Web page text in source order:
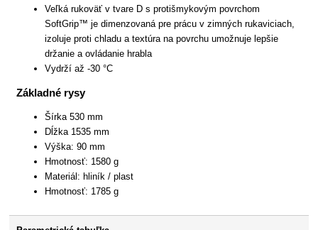
Veľká rukoväť v tvare D s protišmykovým povrchom
SoftGrip™ je dimenzovaná pre prácu v zimných rukaviciach,
izoluje proti chladu a textúra na povrchu umožnuje lepšie
držanie a ovládanie hrabla
Vydrží až -30 °C
Základné rysy
Šírka 530 mm
Dĺžka 1535 mm
Výška: 90 mm
Hmotnosť: 1580 g
Materiál: hliník / plast
Hmotnosť: 1785 g